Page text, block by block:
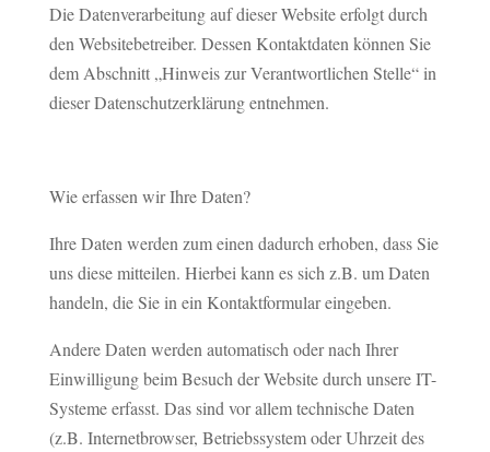
Die Datenverarbeitung auf dieser Website erfolgt durch
den Websitebetreiber. Dessen Kontaktdaten können Sie
dem Abschnitt „Hinweis zur Verantwortlichen Stelle“ in
dieser Datenschutzerklärung entnehmen.
Wie erfassen wir Ihre Daten?
Ihre Daten werden zum einen dadurch erhoben, dass Sie
uns diese mitteilen. Hierbei kann es sich z.B. um Daten
handeln, die Sie in ein Kontaktformular eingeben.
Andere Daten werden automatisch oder nach Ihrer
Einwilligung beim Besuch der Website durch unsere IT-
Systeme erfasst. Das sind vor allem technische Daten
(z.B. Internetbrowser, Betriebssystem oder Uhrzeit des